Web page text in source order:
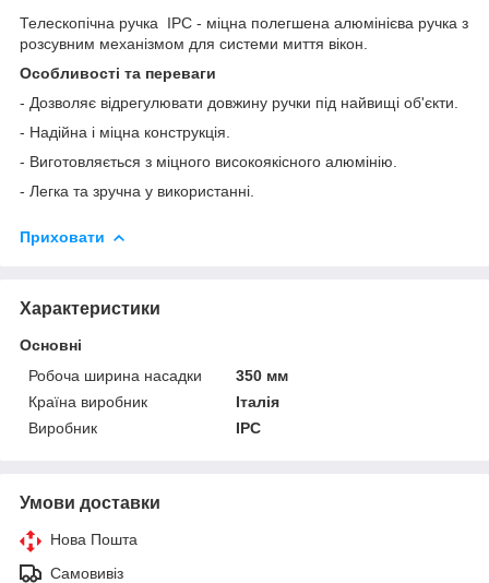
Телескопічна ручка IPC - міцна полегшена алюмінієва ручка з
розсувним механізмом для системи миття вікон.
Особливості та переваги
- Дозволяє відрегулювати довжину ручки під найвищі об'єкти.
- Надійна і міцна конструкція.
- Виготовляється з міцного високоякісного алюмінію.
- Легка та зручна у використанні.
Приховати
Характеристики
Основні
Робоча ширина насадки
350 мм
Країна виробник
Італія
Виробник
IPC
Умови доставки
Нова Пошта
Самовивіз